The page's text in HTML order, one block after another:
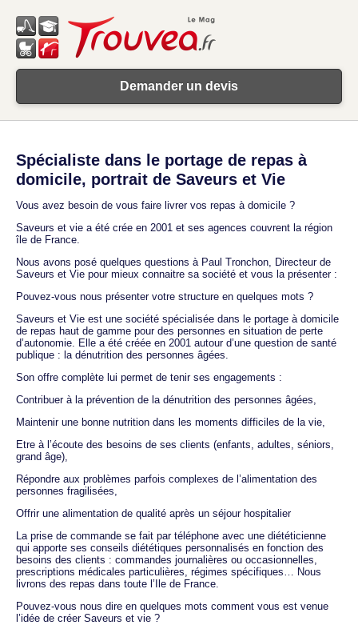
Demander un devis
Spécialiste dans le portage de repas à
domicile, portrait de Saveurs et Vie
Vous avez besoin de vous faire livrer vos repas à domicile ?
Saveurs et vie a été crée en 2001 et ses agences couvrent la région
île de France.
Nous avons posé quelques questions à Paul Tronchon, Directeur de
Saveurs et Vie pour mieux connaitre sa société et vous la présenter :
Pouvez-vous nous présenter votre structure en quelques mots ?
Saveurs et Vie est une société spécialisée dans le portage à domicile
de repas haut de gamme pour des personnes en situation de perte
d’autonomie. Elle a été créée en 2001 autour d’une question de santé
publique : la dénutrition des personnes âgées.
Son offre complète lui permet de tenir ses engagements :
Contribuer à la prévention de la dénutrition des personnes âgées,
Maintenir une bonne nutrition dans les moments difficiles de la vie,
Etre à l’écoute des besoins de ses clients (enfants, adultes, séniors,
grand âge),
Répondre aux problèmes parfois complexes de l’alimentation des
personnes fragilisées,
Offrir une alimentation de qualité après un séjour hospitalier
La prise de commande se fait par téléphone avec une diététicienne
qui apporte ses conseils diététiques personnalisés en fonction des
besoins des clients : commandes journalières ou occasionnelles,
prescriptions médicales particulières, régimes spécifiques… Nous
livrons des repas dans toute l’Ile de France.
Pouvez-vous nous dire en quelques mots comment vous est venue
l’idée de créer Saveurs et vie ?